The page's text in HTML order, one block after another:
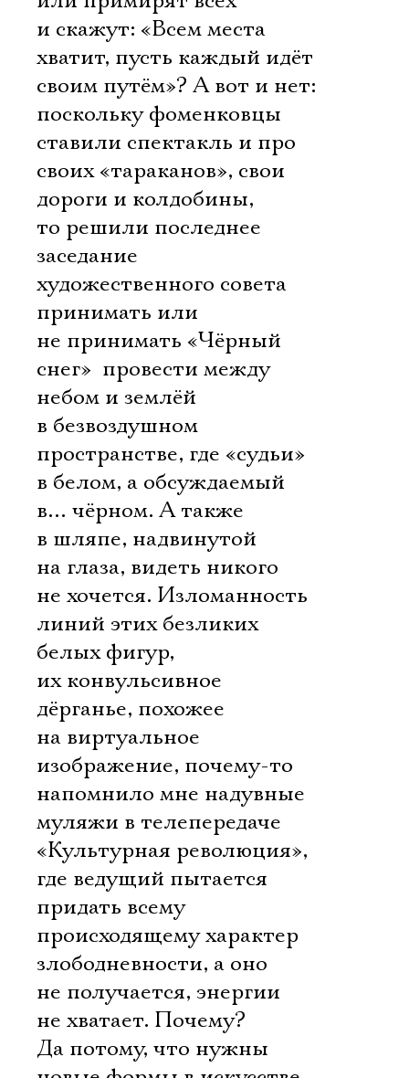
и скажут: «Всем места
хватит, пусть каждый идёт
своим путём»? А вот и нет:
поскольку фоменковцы
ставили спектакль и про
своих «тараканов», свои
дороги и колдобины,
то решили последнее
заседание
художественного совета 
принимать или
не принимать «Чёрный
снег»  провести между
небом и землёй
в безвоздушном
пространстве, где «судьи» 
в белом, а обсуждаемый 
в… чёрном. А также
в шляпе, надвинутой
на глаза, видеть никого
не хочется. Изломанность
линий этих безликих
белых фигур,
их конвульсивное
дёрганье, похожее
на виртуальное
изображение, почему-то
напомнило мне надувные
муляжи в телепередаче
«Культурная революция»,
где ведущий пытается
придать всему
происходящему характер
злободневности, а оно
не получается, энергии
не хватает. Почему?
Да потому, что нужны